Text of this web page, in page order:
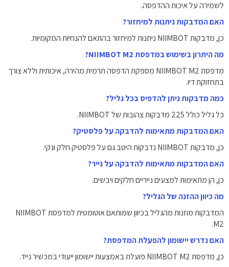
לשמירה על איכות ההדפסה.
האם המדבקות ניתנות למיחזור?
כן, מדבקות NIIMBOT ניתנות למיחזור בהתאם להנחיות המקומיות.
מה היתרון בשימוש במדפסת NIIMBOT M2?
מדפסת NIIMBOT M2 מספקת הדפסה תרמית מהירה, איכותית וללא צורך
בתחזוקת דיו.
כמה מדבקות ניתן להדפיס בכל גליל?
כל גליל כולל 225 מדבקות צהובות של NIIMBOT.
האם המדבקות מתאימות להדבקה על פלסטיק?
כן, מדבקות NIIMBOT נדבקות היטב גם על פלסטיק חלק ונקי.
האם המדבקות מתאימות להדבקה על נייר?
כן, הן מתאימות למצעים נייריים חלקים ויבשים.
מה כיוון ההזנה של הגליל?
המדבקות מוזנות מהגליל בכיוון שמותאם אוטומטית למדפסת NIIMBOT
M2.
האם נדרש יישומון להפעלת המדפסת?
כן, מדפסת NIIMBOT M2 פועלת באמצעות יישומון ייעודי במכשיר נייד.